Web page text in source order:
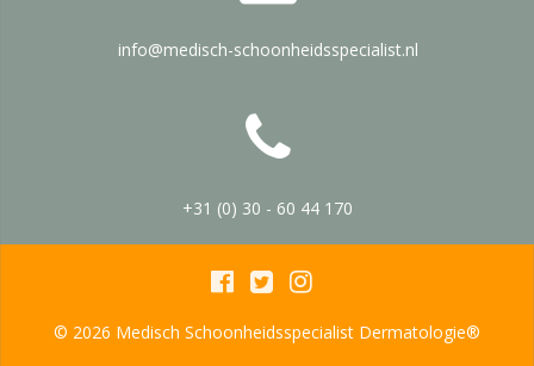
info@medisch-schoonheidsspecialist.nl
+31 (0) 30 - 60 44 170
© 2026 Medisch Schoonheidsspecialist Dermatologie®